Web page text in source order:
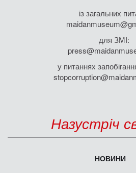
із загальних
для ЗМІ:
у питаннях
Назустріч
НОВИНИ